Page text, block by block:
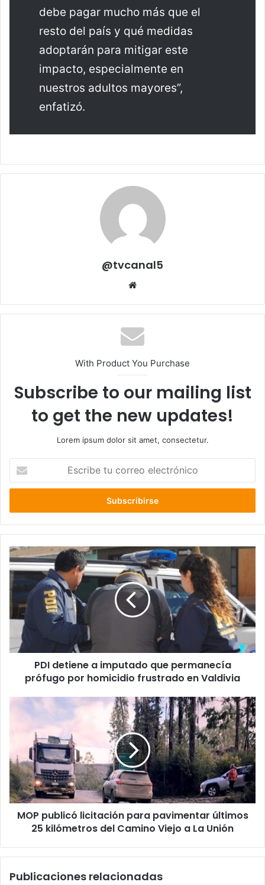
debe pagar mucho más que el
resto del país y qué medidas
adoptarán para mitigar este
impacto, especialmente en
nuestros adultos mayores”,
enfatizó.
@tvcanal5
With Product You Purchase
Subscribe to our mailing list
to get the new updates!
Lorem ipsum dolor sit amet, consectetur.
correo
PDI
detiene
a
imputado
que
permanecía
prófugo
por
homicidio
frustradoPDI detiene a imputado que permanecía
prófugo por homicidio frustrado en Valdivia
publicó
licitación
pavimentar
últimos
25
kilómetros
del
Camino
MOP publicó licitación para pavimentar últimos
25 kilómetros del Camino Viejo a La Unión
Publicaciones relacionadas